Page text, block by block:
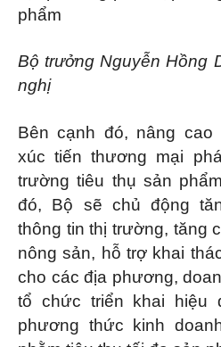
Bộ trưởng Nguyễn Hồng
nghị
Bên cạnh đó, nâng cao
xúc tiến thương mại
trường tiêu thụ sản
đó, Bộ sẽ chủ động
thông tin thị trường, tăng
nông sản, hỗ trợ khai
cho các địa phương,
tổ chức triển khai
phương thức kinh